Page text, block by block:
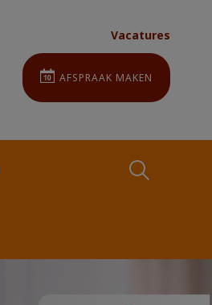
Vacatures
AFSPRAAK MAKEN